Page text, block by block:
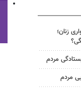
زنان؛
مردم
مردم